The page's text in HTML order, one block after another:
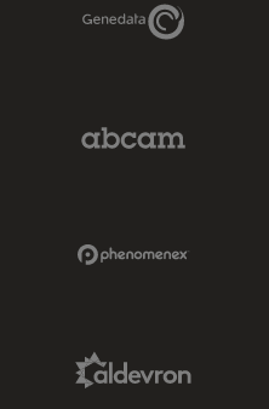
Genedata Link
Link